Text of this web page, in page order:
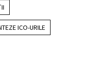
ICO-URILE